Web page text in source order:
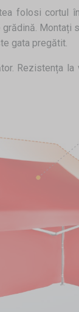
folosi cortul
gata pregătit.
Rezistența